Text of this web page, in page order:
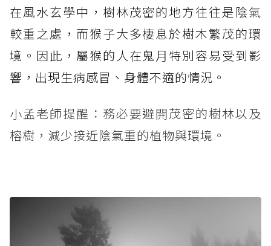
在風水玄學中，樹林茂密的地方往往是陰氣
較重之處，而猴子大多棲息於樹木繁茂的環
境。因此，屬猴的人在鬼月特別容易受到影
響，出現生病感冒、身體不適的情況。
小孟老師提醒：務必要避開茂密的樹林以及
榕樹，減少接近陰氣重的植物與環境。